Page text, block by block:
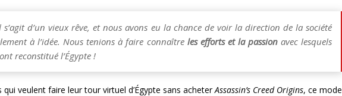
d’un vieux rêve, et nous avons eu la chance de voir la direction de la société
à l’idée. Nous tenions à faire connaître les efforts et la passionavec lesquels
reconstitué l’Égypte !
qui veulent faire leur tour virtuel d’Égypte sans acheterAssassin’s Creed Origins, ce mode